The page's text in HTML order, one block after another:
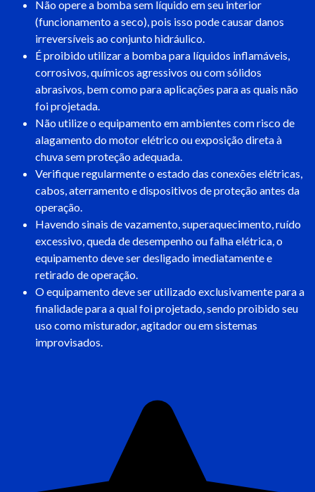
Não opere a bomba sem líquido em seu interior
(funcionamento a seco), pois isso pode causar danos
irreversíveis ao conjunto hidráulico.
É proibido utilizar a bomba para líquidos inflamáveis,
corrosivos, químicos agressivos ou com sólidos
abrasivos, bem como para aplicações para as quais não
foi projetada.
Não utilize o equipamento em ambientes com risco de
alagamento do motor elétrico ou exposição direta à
chuva sem proteção adequada.
Verifique regularmente o estado das conexões elétricas,
cabos, aterramento e dispositivos de proteção antes da
operação.
Havendo sinais de vazamento, superaquecimento, ruído
excessivo, queda de desempenho ou falha elétrica, o
equipamento deve ser desligado imediatamente e
retirado de operação.
O equipamento deve ser utilizado exclusivamente para a
finalidade para a qual foi projetado, sendo proibido seu
uso como misturador, agitador ou em sistemas
improvisados.